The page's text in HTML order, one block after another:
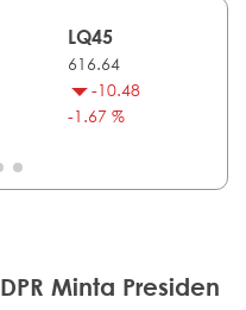
LQ45
616.64
-10.48
-1.67 %
Minta Presiden